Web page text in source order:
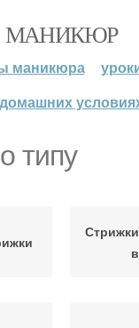
МАНИКЮР
маникюра
типу